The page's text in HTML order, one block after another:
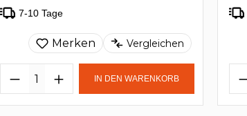
7-10 Tage
Merken Vergleichen
IN DEN WARENKORB